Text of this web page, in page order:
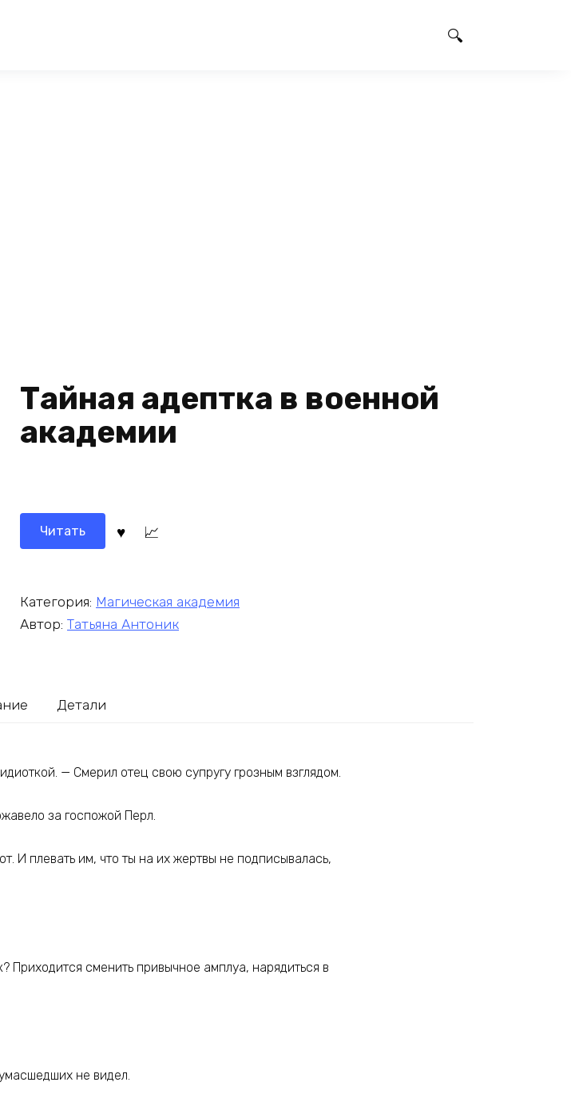
Тайная адептка в военной
академии
Читать
Категория: Магическая академия
Автор: Татьяна Антоник
Детали
— Смерил отец свою супругу грозным взглядом.
за госпожой Перл.
И плевать им, что ты на их жертвы не подписывалась,
Приходится сменить привычное амплуа, нарядиться в
не видел.